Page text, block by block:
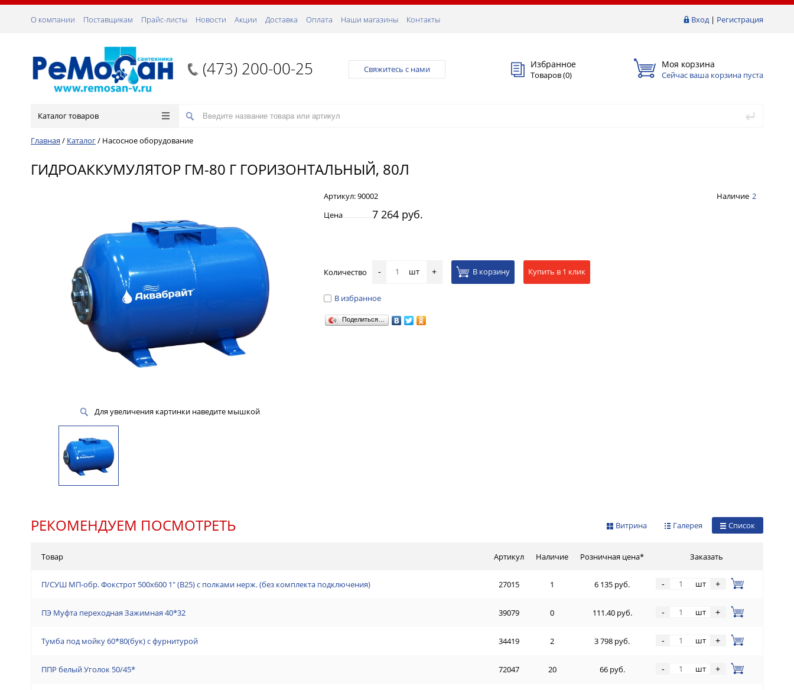
Вход| Регистрация
О компании Поставщикам Прайс-листы Новости Акции Доставка Оплата Наши магазины Контакты
(473) 200-00-25 Свяжитесь с нами Избранное
Товаров (0)
Моя корзина
Сейчас ваша корзина пуста
Каталог товаров
Главная / Каталог/ Насосное оборудование
ГИДРОАККУМУЛЯТОР ГМ-80 Г ГОРИЗОНТАЛЬНЫЙ, 80Л
Для увеличения картинки наведите мышкой
Артикул:90002 Наличие 2
Цена
7 264 руб.
Количество - шт + В корзину Купить в 1 клик
В избранное
Поделиться…
РЕКОМЕНДУЕМ ПОСМОТРЕТЬ Список
Галерея
Витрина
Товар Артикул Наличие Розничная цена* Заказать
П/СУШ МП-обр. Фокстрот 500х600 1" (В25) с полками нерж. (без комплекта подключения) 27015 1 6 135 руб. - шт +
ПЭ Муфта переходная Зажимная 40*32 39079 0 111.40 руб. - шт +
Тумба под мойку 60*80(бук) с фурнитурой 34419 2 3 798 руб. - шт +
ППР белый Уголок 50/45* 72047 20 66 руб. - шт +